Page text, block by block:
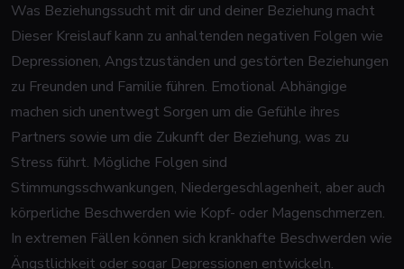
Was Beziehungssucht mit dir und deiner Beziehung macht
Dieser Kreislauf kann zu anhaltenden negativen Folgen wie
Depressionen, Angstzuständen und gestörten Beziehungen
zu Freunden und Familie führen. Emotional Abhängige
machen sich unentwegt Sorgen um die Gefühle ihres
Partners sowie um die Zukunft der Beziehung, was zu
Stress führt. Mögliche Folgen sind
Stimmungsschwankungen, Niedergeschlagenheit, aber auch
körperliche Beschwerden wie Kopf- oder Magenschmerzen.
In extremen Fällen können sich krankhafte Beschwerden wie
Ängstlichkeit oder sogar Depressionen entwickeln.